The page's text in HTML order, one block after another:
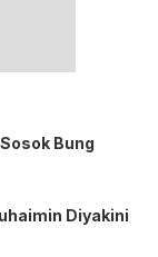
Bung
Diyakini